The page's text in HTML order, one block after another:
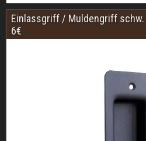
Einlassgriff / Muldengriff
6€